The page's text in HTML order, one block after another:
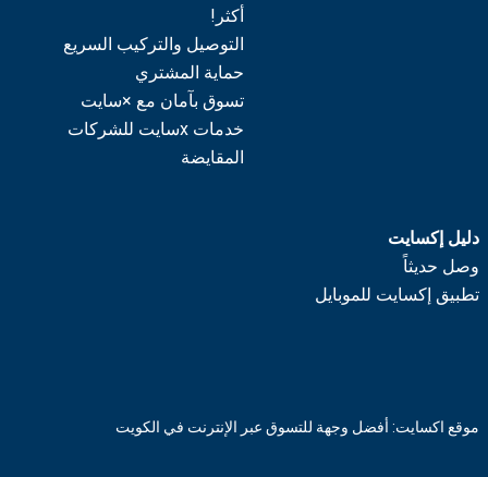
أكثر!
التوصيل والتركيب السريع
حماية المشتري
تسوق بآمان مع ×سايت
خدمات xسايت للشركات
المقايضة
دليل إكسايت
وصل حديثاً
تطبيق إكسايت للموبايل
موقع اكسايت: أفضل وجهة للتسوق عبر الإنترنت في الكويت